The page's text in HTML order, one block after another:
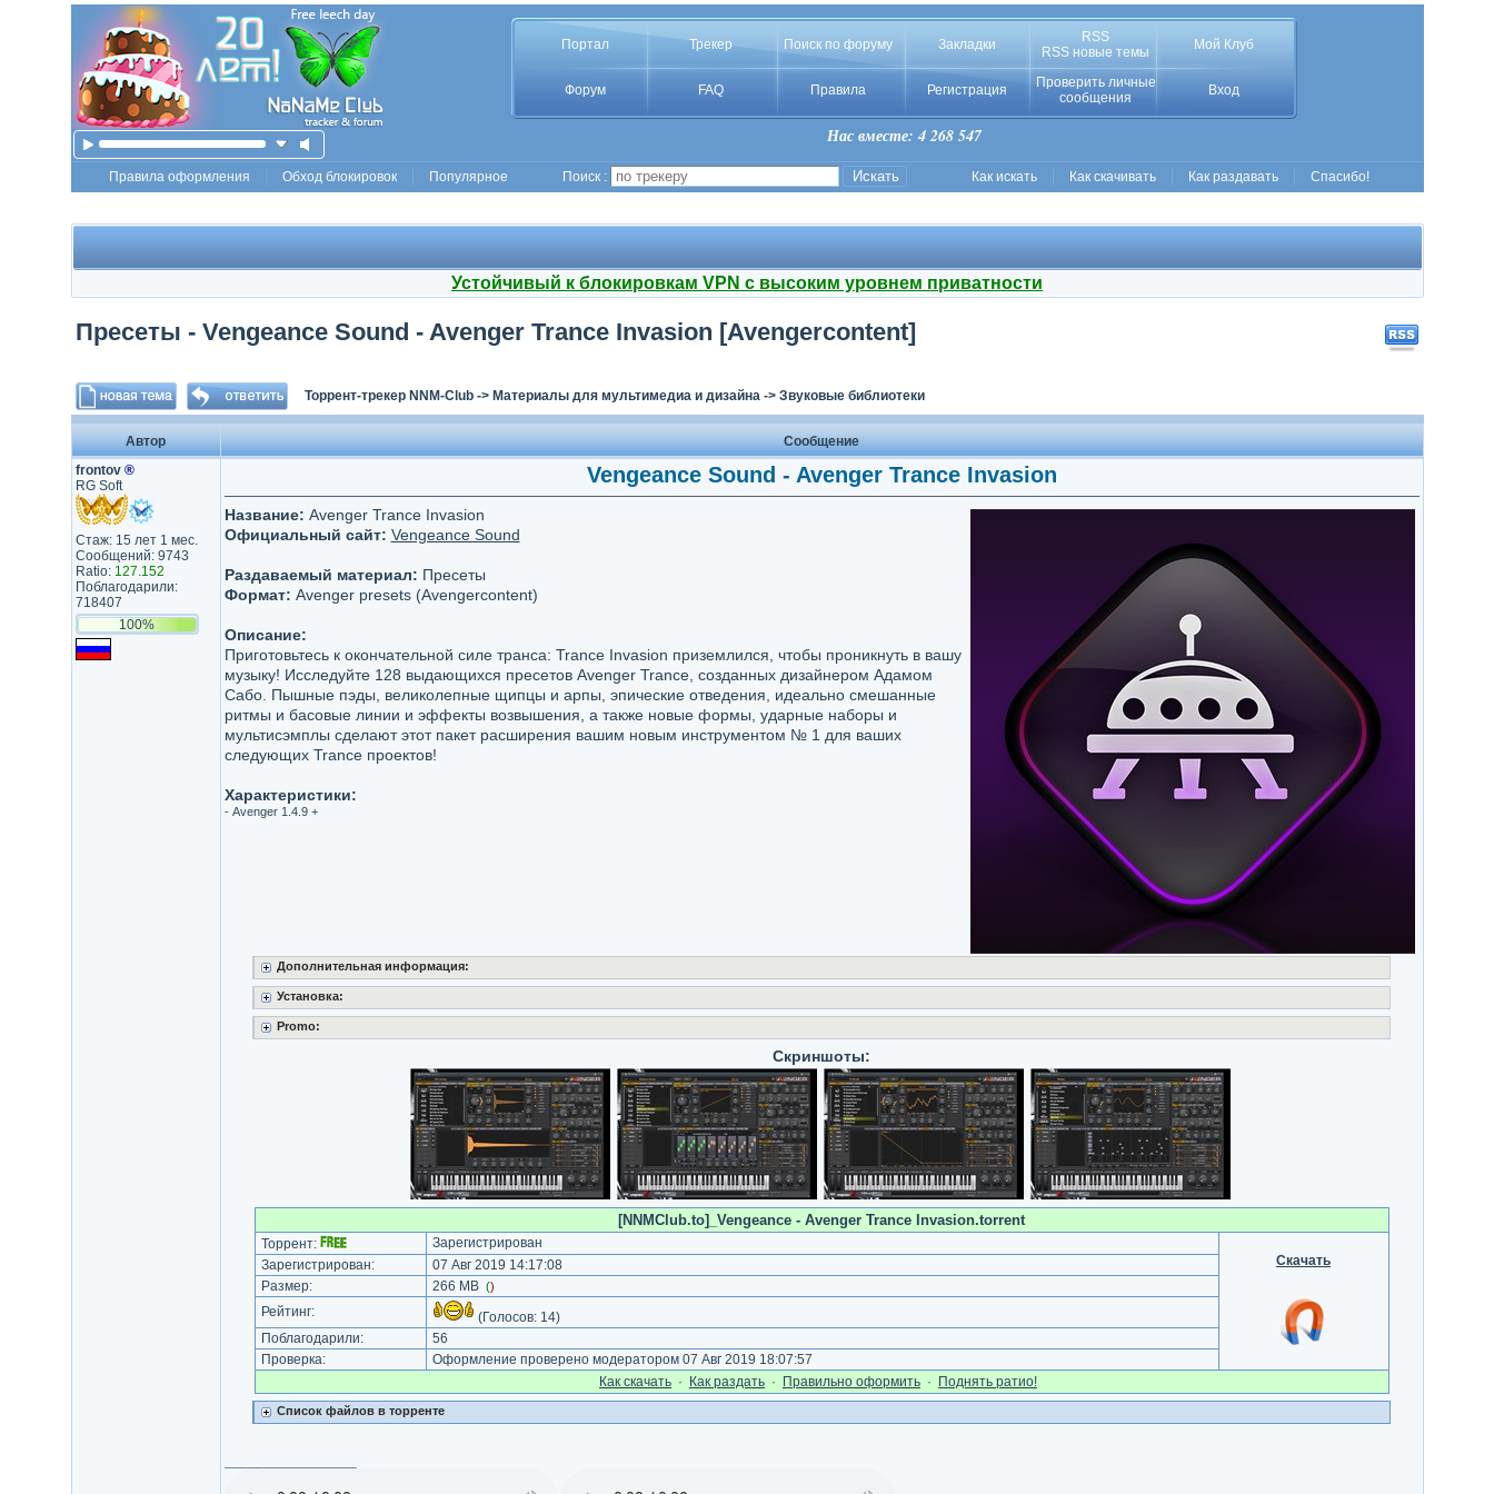
Портал Трекер Поиск по форуму Закладки
RSS
RSS новые темы
Мой Клуб
Форум FAQ Правила Регистрация
Проверить личные
сообщения
Вход
Нас вместе: 4 268 547
Правила оформления Обход блокировок Популярное Поиск : Как искать Как скачивать Как раздавать Спасибо!
Устойчивый к блокировкам VPN с высоким уровнем приватности
Пресеты - Vengeance Sound - Avenger Trance Invasion [Avengercontent]
Торрент-трекер NNM-Club-> Материалы для мультимедиа и дизайна-> Звуковые библиотеки
Автор
Сообщение
frontov ®
RG Soft
Стаж: 15 лет 1 мес.
Сообщений: 9743
Ratio: 127.152
Поблагодарили:
718407
100%
Vengeance Sound - Avenger Trance Invasion
Название: Avenger Trance Invasion
Официальный сайт: Vengeance Sound
Раздаваемый материал: Пресеты
Формат: Avenger presets (Avengercontent)
Описание:
Приготовьтесь к окончательной силе транса: Trance Invasion приземлился, чтобы проникнуть в вашу
музыку! Исследуйте 128 выдающихся пресетов Avenger Trance, созданных дизайнером Адамом
Сабо. Пышные пэды, великолепные щипцы и арпы, эпические отведения, идеально смешанные
ритмы и басовые линии и эффекты возвышения, а также новые формы, ударные наборы и
мультисэмплы сделают этот пакет расширения вашим новым инструментом № 1 для ваших
следующих Trance проектов!
Характеристики:
- Avenger 1.4.9 +
Дополнительная информация:
Установка:
Promo:
Скриншоты:
[NNMClub.to]_Vengeance - Avenger Trance Invasion.torrent
Торрент:
Зарегистрирован
Скачать
Зарегистрирован:
07 Авг 2019 14:17:08
Размер:
266 MB ()
Рейтинг: (Голосов: 14)
Поблагодарили:
56
Проверка:
Оформление проверено модератором 07 Авг 2019 18:07:57
Как cкачать · Как раздать · Правильно оформить · Поднять ратио!
Список файлов в торренте